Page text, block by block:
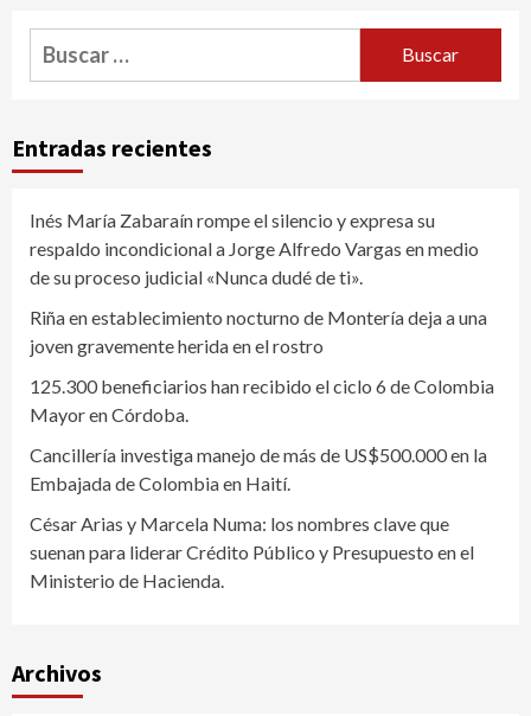
Buscar:
Entradas recientes
Inés María Zabaraín rompe el silencio y expresa su
respaldo incondicional a Jorge Alfredo Vargas en medio
de su proceso judicial «Nunca dudé de ti».
Riña en establecimiento nocturno de Montería deja a una
joven gravemente herida en el rostro
125.300 beneficiarios han recibido el ciclo 6 de Colombia
Mayor en Córdoba.
Cancillería investiga manejo de más de US$500.000 en la
Embajada de Colombia en Haití.
César Arias y Marcela Numa: los nombres clave que
suenan para liderar Crédito Público y Presupuesto en el
Ministerio de Hacienda.
Archivos